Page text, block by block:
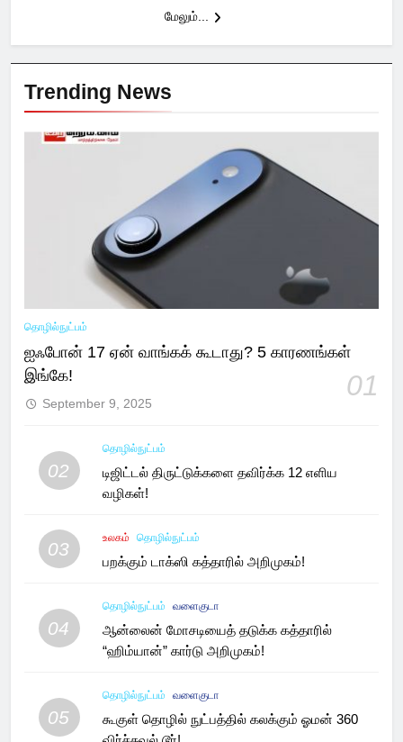
மேலும்...
Trending News
தொழில்நுட்பம்
ஐஃபோன் 17 ஏன் வாங்கக் கூடாது? 5 காரணங்கள்
இங்கே!
01
September 9, 2025
02
தொழில்நுட்பம்
டிஜிட்டல் திருட்டுக்களை தவிர்க்க 12 எளிய
வழிகள்!
03
உலகம் தொழில்நுட்பம்
பறக்கும் டாக்ஸி கத்தாரில் அறிமுகம்!
04
தொழில்நுட்பம் வளைகுடா
ஆன்லைன் மோசடியைத் தடுக்க கத்தாரில்
“ஹிம்யான்” கார்டு அறிமுகம்!
05
தொழில்நுட்பம் வளைகுடா
கூகுள் தொழில் நுட்பத்தில் கலக்கும் ஓமன் 360